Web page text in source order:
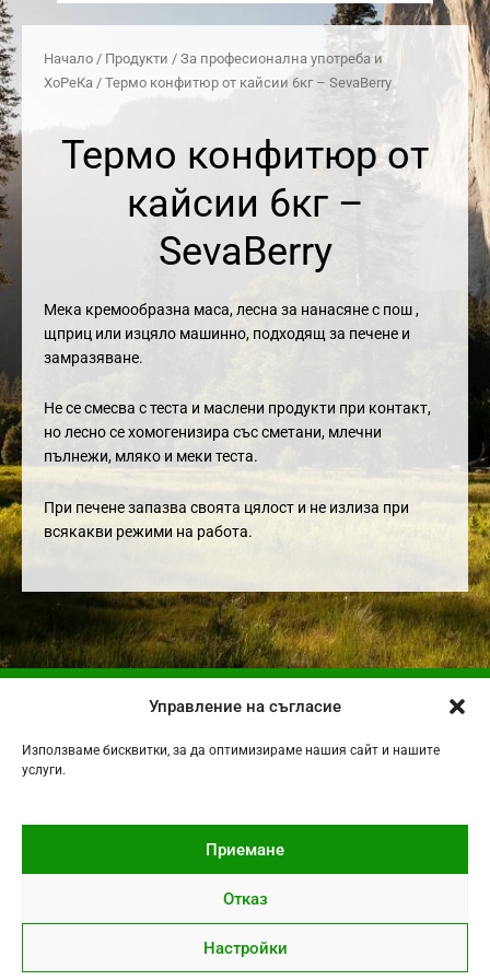
Управление на съгласие
Използваме бисквитки, за да оптимизираме нашия сайт и нашите
услуги.
Приемане
Отказ
Настройки
Начало / Продукти / За професионална употреба и
ХоРеКа / Термо конфитюр от кайсии 6кг – SevaBerry
Термо конфитюр от
кайсии 6кг –
SevaBerry
Мека кремообразна маса, лесна за нанасяне с пош ,
щприц или изцяло машинно, подходящ за печене и
замразяване.
Не се смесва с теста и маслени продукти при контакт,
но лесно се хомогенизира със сметани, млечни
пълнежи, мляко и меки теста.
При печене запазва своята цялост и не излиза при
всякакви режими на работа.
ЗА НАС
ПРОДУКТИ
Copyright 2026 "Сева" ООД
Пишете ни